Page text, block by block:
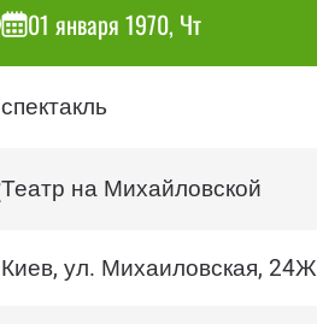
01 января 1970, Чт
спектакль
Театр на Михайловской
Киев, ул. Михаиловская, 24Ж